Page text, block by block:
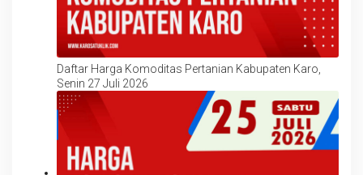
Daftar Harga Komoditas Pertanian Kabupaten Karo,
Senin 27 Juli 2026